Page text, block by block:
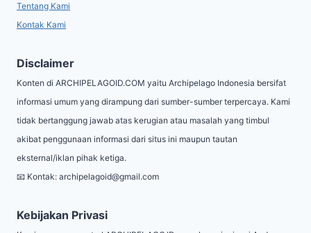
Tentang Kami
Kontak Kami
Disclaimer
Konten di ARCHIPELAGOID.COM yaitu Archipelago Indonesia bersifat
informasi umum yang dirampung dari sumber-sumber terpercaya. Kami
tidak bertanggung jawab atas kerugian atau masalah yang timbul
akibat penggunaan informasi dari situs ini maupun tautan
eksternal/iklan pihak ketiga.
📧 Kontak: archipelagoid@gmail.com
Kebijakan Privasi